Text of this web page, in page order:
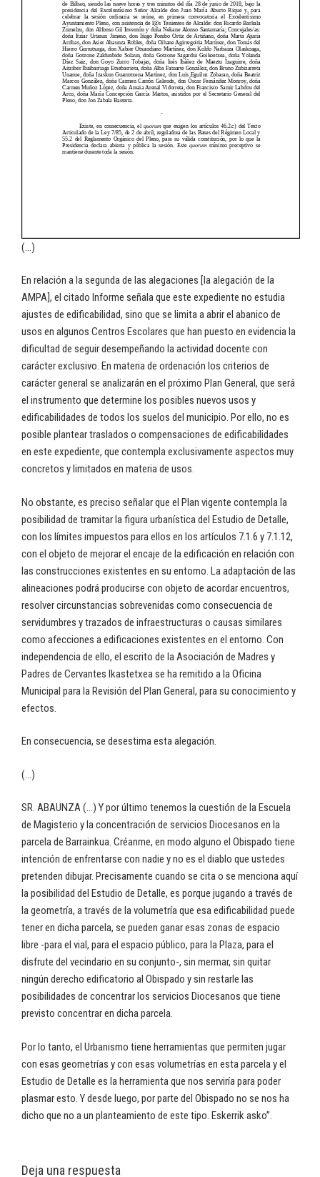
(…)
En relación a la segunda de las alegaciones [la alegación de la
AMPA], el citado Informe señala que este expediente no estudia
ajustes de edificabilidad, sino que se limita a abrir el abanico de
usos en algunos Centros Escolares que han puesto en evidencia la
dificultad de seguir desempeñando la actividad docente con
carácter exclusivo. En materia de ordenación los criterios de
carácter general se analizarán en el próximo Plan General, que será
el instrumento que determine los posibles nuevos usos y
edificabilidades de todos los suelos del municipio. Por ello, no es
posible plantear traslados o compensaciones de edificabilidades
en este expediente, que contempla exclusivamente aspectos muy
concretos y limitados en materia de usos.
No obstante, es preciso señalar que el Plan vigente contempla la
posibilidad de tramitar la figura urbanística del Estudio de Detalle,
con los límites impuestos para ellos en los artículos 7.1.6 y 7.1.12,
con el objeto de mejorar el encaje de la edificación en relación con
las construcciones existentes en su entorno. La adaptación de las
alineaciones podrá producirse con objeto de acordar encuentros,
resolver circunstancias sobrevenidas como consecuencia de
servidumbres y trazados de infraestructuras o causas similares
como afecciones a edificaciones existentes en el entorno. Con
independencia de ello, el escrito de la Asociación de Madres y
Padres de Cervantes Ikastetxea se ha remitido a la Oficina
Municipal para la Revisión del Plan General, para su conocimiento y
efectos.
En consecuencia, se desestima esta alegación.
(…)
SR. ABAUNZA (…) Y por último tenemos la cuestión de la Escuela
de Magisterio y la concentración de servicios Diocesanos en la
parcela de Barrainkua. Créanme, en modo alguno el Obispado tiene
intención de enfrentarse con nadie y no es el diablo que ustedes
pretenden dibujar. Precisamente cuando se cita o se menciona aquí
la posibilidad del Estudio de Detalle, es porque jugando a través de
la geometría, a través de la volumetría que esa edificabilidad puede
tener en dicha parcela, se pueden ganar esas zonas de espacio
libre -para el vial, para el espacio público, para la Plaza, para el
disfrute del vecindario en su conjunto-, sin mermar, sin quitar
ningún derecho edificatorio al Obispado y sin restarle las
posibilidades de concentrar los servicios Diocesanos que tiene
previsto concentrar en dicha parcela.
Por lo tanto, el Urbanismo tiene herramientas que permiten jugar
con esas geometrías y con esas volumetrías en esta parcela y el
Estudio de Detalle es la herramienta que nos serviría para poder
plasmar esto. Y desde luego, por parte del Obispado no se nos ha
dicho que no a un planteamiento de este tipo. Eskerrik asko”.
Deja una respuesta